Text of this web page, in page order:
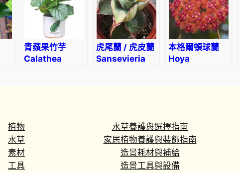
青蘋果竹芋
Calathea
虎尾蘭 / 虎皮蘭
Sansevieria
本格爾頓球蘭
Hoya
植物
水草
素材
工具
水草養護與選擇指南
家居植物養護與裝飾指南
造景耗材與補給
造景工具與設備